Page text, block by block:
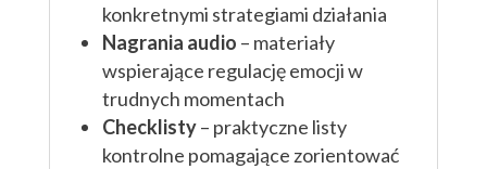
konkretnymi strategiami działania
Nagrania audio – materiały
wspierające regulację emocji w
trudnych momentach
Checklisty– praktyczne listy
kontrolne pomagające zorientować